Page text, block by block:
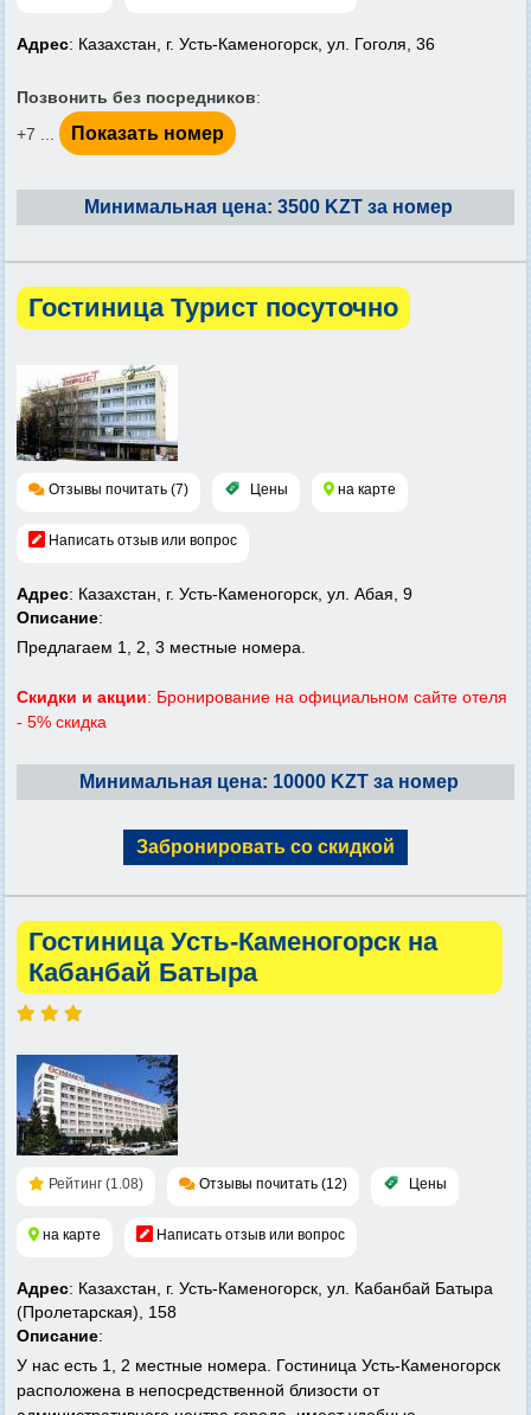
Адрес: Казахстан, г. Усть-Каменогорск, ул. Гоголя, 36
Позвонить без посредников:
+7 ...
Показать номер
Минимальная цена: 3500 KZT за номер
Гостиница Турист посуточно
Отзывы почитать (7) Цены на карте
Написать отзыв или вопрос
Адрес: Казахстан, г. Усть-Каменогорск, ул. Абая, 9
Описание:
Предлагаем 1, 2, 3 местные номера.
Скидки и акции: Бронирование на официальном сайте отеля
- 5% скидка
Минимальная цена: 10000 KZT за номер
Забронировать со скидкой
Гостиница Усть-Каменогорск на
Кабанбай Батыра
Рейтинг (1.08) Отзывы почитать (12) Цены
на карте Написать отзыв или вопрос
Адрес: Казахстан, г. Усть-Каменогорск, ул. Кабанбай Батыра
(Пролетарская), 158
Описание:
У нас есть 1, 2 местные номера. Гостиница Усть-Каменогорск
расположена в непосредственной близости от